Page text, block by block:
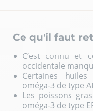
Ce qu'il faut
C’est connu et
occidentale
Certaines
oméga-3 de type
Les poissons
oméga-3 de type